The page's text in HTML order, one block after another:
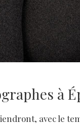
à
avec le